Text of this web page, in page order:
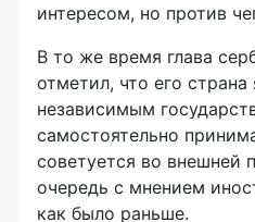
интересом, но против
В то же время глава
отметил, что его страна
независимым
самостоятельно
советуется во внешней
очередь с мнением
как было раньше.